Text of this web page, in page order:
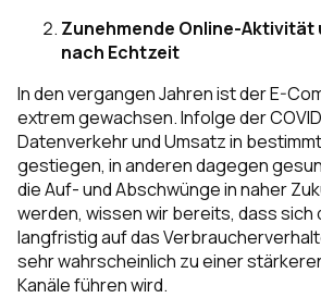
Zunehmende Online-Aktivität
nach Echtzeit
In den vergangen Jahren ist der E-
extrem gewachsen. Infolge der
Datenverkehr und Umsatz in
gestiegen, in anderen dagegen
die Auf- und Abschwünge in naher
werden, wissen wir bereits, dass sich
langfristig auf das
sehr wahrscheinlich zu einer
Kanäle führen wird.